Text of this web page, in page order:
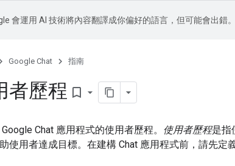
會運用 AI 技術將內容翻譯成你偏好的語言，但可能會出錯
Google Chat 指南
者歷程 bookmark_border
Chat 應用程式的使用者歷程。 使用者歷程是指
使用者達成目標。在建構 Chat 應用程式前，請先定